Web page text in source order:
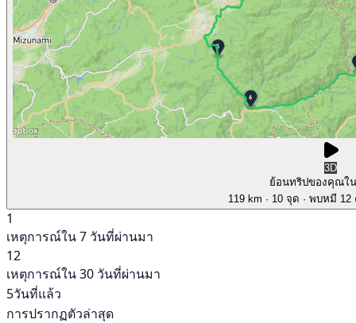
3D
ย้อนทริปของคุณใ
119 km · 10 จุด · พบหมี 12
1
เหตุการณ์ใน 7 วันที่ผ่านมา
12
เหตุการณ์ใน 30 วันที่ผ่านมา
5วันที่แล้ว
การปรากฏตัวล่าสุด